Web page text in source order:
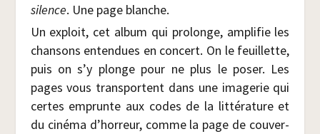
silence. Une page blanche.
Un exploit, cet album qui pro­longe, ampli­fie les
chan­sons enten­dues en concert. On le feuillette,
puis on s’y plonge pour ne plus le poser. Les
pages vous trans­portent dans une ima­ge­rie qui
certes emprunte aux codes de la lit­té­ra­ture et
du ciné­ma d’horreur, comme la page de cou­ver­